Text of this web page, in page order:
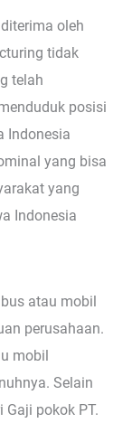
oleh
tidak
telah
posisi
Indonesia
yang bisa
yang
Indonesia
atau mobil
perusahaan.
mobil
Selain
pokok PT.